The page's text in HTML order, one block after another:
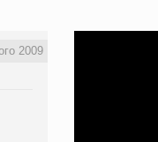
2009